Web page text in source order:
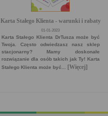
Karta Stałego Klienta - warunki i rabaty
01-01-2023
Karta Stałego Klienta DrTusza może być
Twoja. Często odwiedzasz nasz sklep
stacjonarny? Mamy doskonałe
rozwiązanie dla osób takich jak Ty! Karta
Stałego Klienta może być...
[Więcej]